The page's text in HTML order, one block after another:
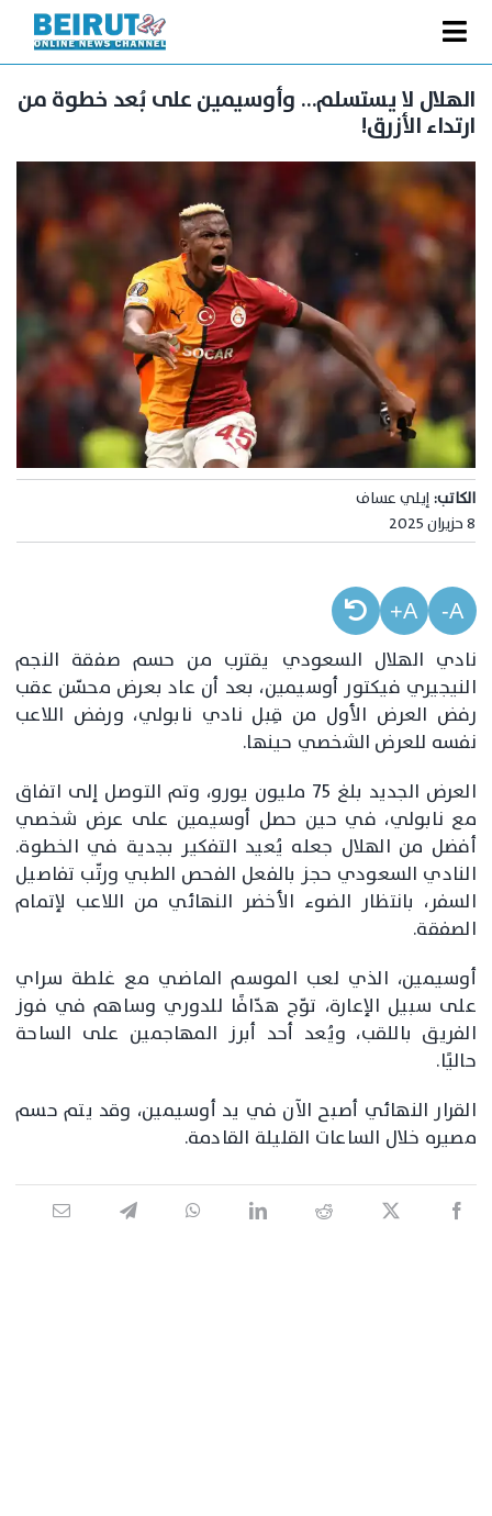
content
Toggle
Navigation
الصفحة الرئيسية
سياسة
اقتصاد
فنّ
رياضة
متفرقات
Podcast
من نحن
البحث
عن:
الهلال لا يستسلم… وأوسيمين على بُعد خطوة من
ارتداء الأزرق!
الكاتب:إيلي عساف
8 حزيران 2025
A-
A+
نادي الهلال السعودي يقترب من حسم صفقة النجم
النيجيري فيكتور أوسيمين، بعد أن عاد بعرض محسّن عقب
رفض العرض الأول من قِبل نادي نابولي، ورفض اللاعب
نفسه للعرض الشخصي حينها.
العرض الجديد بلغ 75 مليون يورو، وتم التوصل إلى اتفاق
مع نابولي، في حين حصل أوسيمين على عرض شخصي
أفضل من الهلال جعله يُعيد التفكير بجدية في الخطوة.
النادي السعودي حجز بالفعل الفحص الطبي ورتّب تفاصيل
السفر، بانتظار الضوء الأخضر النهائي من اللاعب لإتمام
الصفقة.
أوسيمين، الذي لعب الموسم الماضي مع غلطة سراي
على سبيل الإعارة، توّج هدّافًا للدوري وساهم في فوز
الفريق باللقب، ويُعد أحد أبرز المهاجمين على الساحة
حاليًا.
القرار النهائي أصبح الآن في يد أوسيمين، وقد يتم حسم
مصيره خلال الساعات القليلة القادمة.